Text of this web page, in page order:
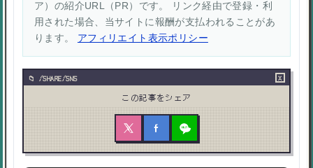
ア）の紹介URL（PR）です。 リンク経由で登録・利
用された場合、当サイトに報酬が支払われることがあ
ります。 アフィリエイト表示ポリシー
/SHARE/SNS ×
この記事をシェア